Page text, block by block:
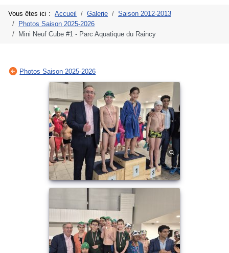
Vous êtes ici : Accueil Galerie
Saison 2012-2013
Photos Saison 2025-2026
Mini Neuf Cube #1 - Parc Aquatique du Raincy
Photos Saison 2025-2026